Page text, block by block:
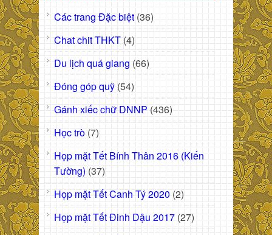
Các trang Đặc biệt (36)
Chat chit THKT (4)
Du lịch quá giang (66)
Đóng góp quỹ (54)
Gánh xiếc chữ DNNP (436)
Học trò (7)
Họp mặt Tết Bính Thân 2016 (Kiến
Tường) (37)
Họp mặt Tết Canh Tý 2020 (2)
Họp mặt Tết Đinh Dậu 2017 (27)